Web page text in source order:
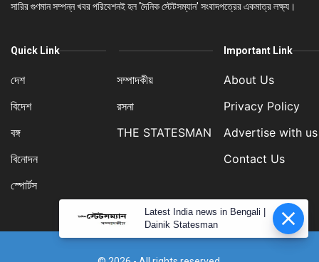
সারির গুণমান সম্পন্ন খবর পরিবেশনই হল 'দৈনিক স্টেটসম্যান' সংবাদপত্রের একমাত্র লক্ষ্য।
Quick Link
দেশ
বিদেশ
বঙ্গ
বিনোদন
স্পোর্টস
সম্পাদকীয়
রসনা
THE STATESMAN
Important Link
About Us
Privacy Policy
Advertise with us
Contact Us
Latest India news in Bengali |
Dainik Statesman